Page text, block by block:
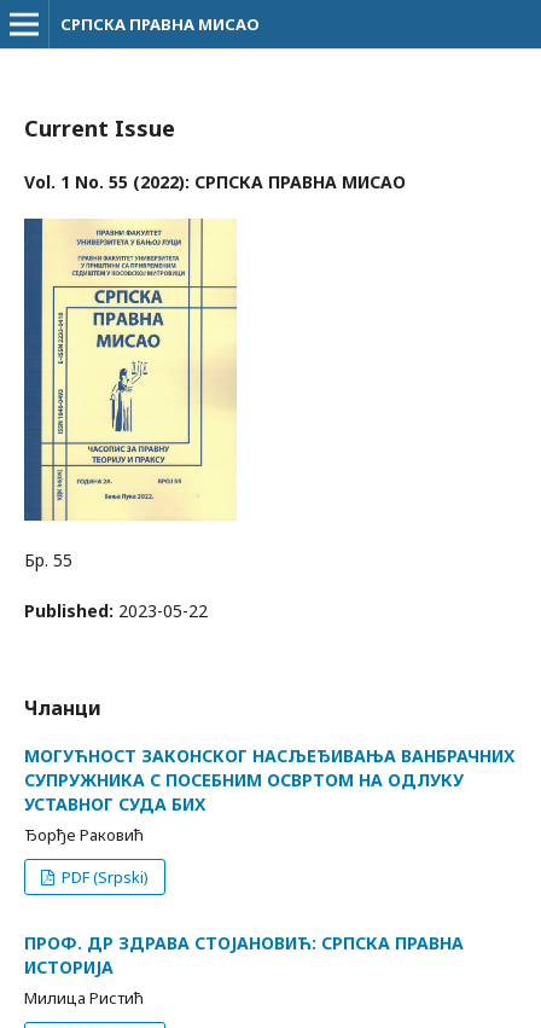
СРПСКА ПРАВНА МИСАО
Current Issue
Vol. 1 No. 55 (2022): СРПСКА ПРАВНА МИСАО
Бр. 55
Published: 2023-05-22
Чланци
МОГУЋНОСТ ЗАКОНСКОГ НАСЉЕЂИВАЊА ВАНБРАЧНИХ
СУПРУЖНИКА С ПОСЕБНИМ ОСВРТОМ НА ОДЛУКУ
УСТАВНОГ СУДА БИХ
Ђорђе Раковић
PDF (Srpski)
ПРОФ. ДР ЗДРАВА СТОЈАНОВИЋ: СРПСКА ПРАВНА
ИСТОРИЈА
Милица Ристић